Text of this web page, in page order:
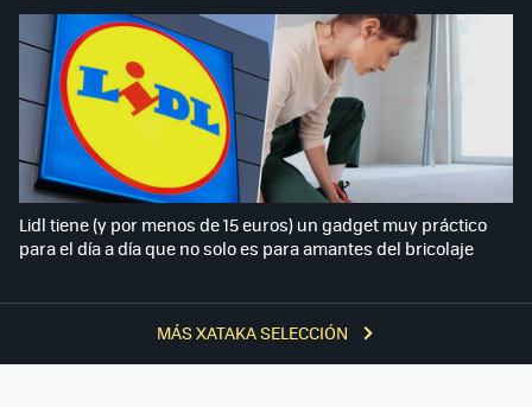
MÁS XATAKA SELECCIÓN
Lidl tiene (y por menos de 15 euros) un gadget muy práctico
para el día a día que no solo es para amantes del bricolaje